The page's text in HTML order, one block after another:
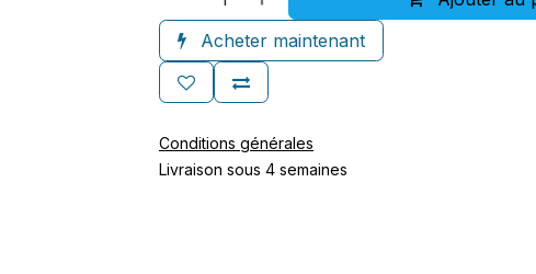
Acheter maintenant
Conditions générales
Livraison sous 4 semaines